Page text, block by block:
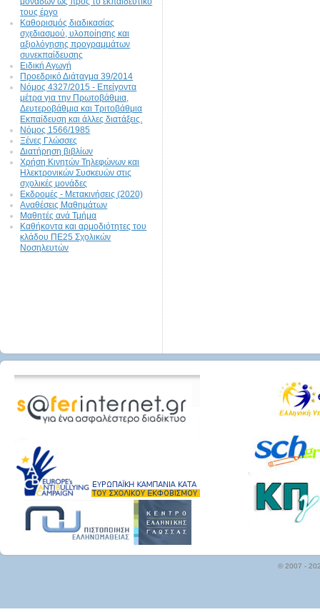
τους έργο
Καθορισμός διαδικασίας
σχεδιασμού, υλοποίησης και
αξιολόγησης προγραμμάτων
συνεκπαίδευσης
Ειδική Αγωγή
Προεδρικό Διάταγμα 39/2014
Νόμος 4327/2015 - Επείγοντα
μέτρα για την Πρωτοβάθμια,
Δευτεροβάθμια και Τριτοβάθμια
Εκπαίδευση και άλλες διατάξεις.
Νόμος 1566/1985
Ξένες Γλώσσες
Διατήρηση βιβλίων
Χρήση Κινητών Τηλεφώνων και
Ηλεκτρονικών Συσκευών στις
σχολικές μονάδες
Εκδρομές - Μετακινήσεις (2020)
Αναθέσεις Μαθημάτων
Μαθητές ανά Τμήμα
Καθήκοντα και αρμοδιότητες του
κλάδου ΠΕ25 Σχολικών
Νοσηλευτών
© 2007 -